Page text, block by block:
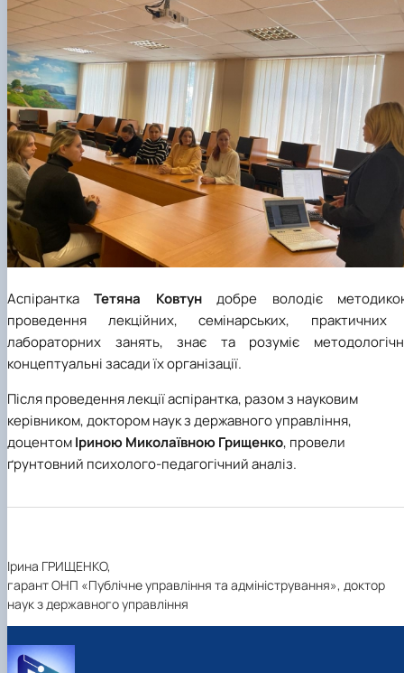
АспіранткаТетяна Ковтундобре володіє
проведення лекційних, семінарських, практичних
лабораторних занять, знає та розуміє
концептуальні засади їх організації.
Після проведення лекції аспірантка, разом з науковим
керівником, доктором наук з державного управління,
доцентомІриною Миколаївною Грищенко, провели
ґрунтовний психолого-педагогічний аналіз.
Ірина ГРИЩЕНКО,
гарант ОНП «Публічне управління та адміністрування», доктор
наук з державного управління